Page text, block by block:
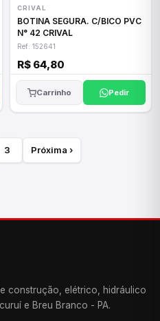
CRIVAL
BOTINA SEGURA. C/BICO PVC
N° 42 CRIVAL
Ref: 152641
R$ 64,80
Carrinho Pedir
3 Próxima ›
construção, elétrico, hidráulico
e Breu Branco - PA.